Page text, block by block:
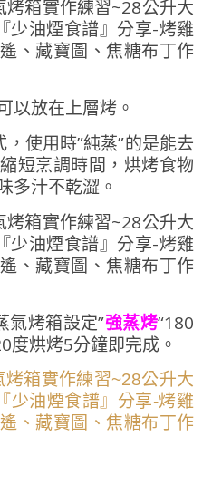
以放在上層烤。
使用時”純蒸”的是能去
短烹調時間，烘烤食物
多汁不乾澀。
氣烤箱設定”強蒸烤“180
度烘烤5分鐘即完成。